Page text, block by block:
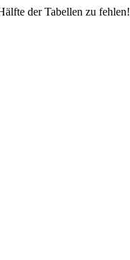
der Tabellen zu fehlen!